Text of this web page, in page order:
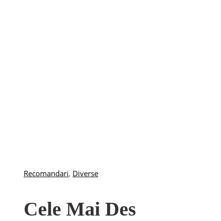
Recomandari, Diverse
Cele Mai Des